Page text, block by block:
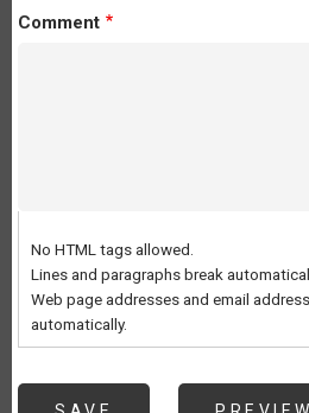
Comment
No HTML tags allowed.
Lines and paragraphs break
Web page addresses and email
automatically.